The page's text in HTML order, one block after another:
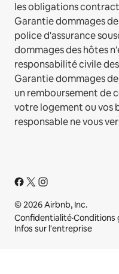
les obligations
Garantie dommages
police d'assurance
dommages des hôtes
responsabilité civile
Garantie dommages
un remboursement de
votre logement ou vos
responsable ne vous
© 2026 Airbnb, Inc.
Confidentialité·Conditions
Infos sur l'entreprise